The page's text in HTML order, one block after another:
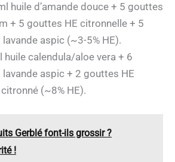
huile d’amande douce + 5 gouttes
+ 5 gouttes HE citronnelle + 5
aspic (~3-5% HE).
huile calendula/aloe vera + 6
aspic + 2 gouttes HE
(~8% HE).
Gerblé font-ils grossir ?
!